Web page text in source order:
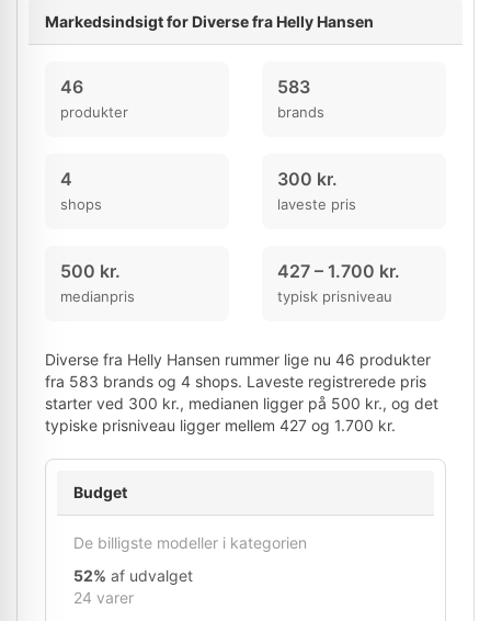
Markedsindsigt for Diverse fra Helly Hansen
46
produkter
583
brands
4
shops
300 kr.
laveste pris
500 kr.
medianpris
427 – 1.700 kr.
typisk prisniveau
Diverse fra Helly Hansen rummer lige nu 46 produkter
fra 583 brands og 4 shops. Laveste registrerede pris
starter ved 300 kr., medianen ligger på 500 kr., og det
typiske prisniveau ligger mellem 427 og 1.700 kr.
Budget
De billigste modeller i kategorien
52% af udvalget
24 varer